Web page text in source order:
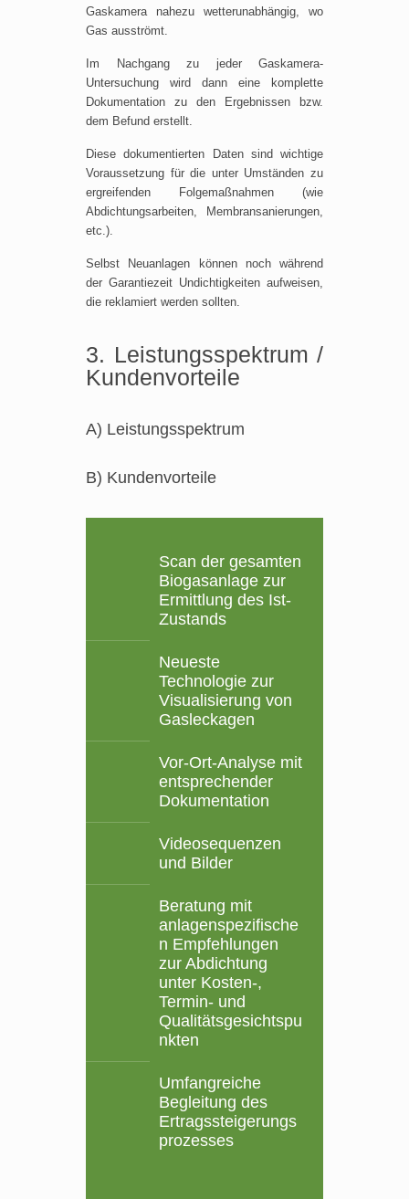
Gaskamera nahezu wetterunabhängig, wo
Gas ausströmt.
Im Nachgang zu jeder Gaskamera-
Untersuchung wird dann eine komplette
Dokumentation zu den Ergebnissen bzw.
dem Befund erstellt.
Diese dokumentierten Daten sind wichtige
Voraussetzung für die unter Umständen zu
ergreifenden Folgemaßnahmen (wie
Abdichtungsarbeiten, Membransanierungen,
etc.).
Selbst Neuanlagen können noch während
der Garantiezeit Undichtigkeiten aufweisen,
die reklamiert werden sollten.
3. Leistungsspektrum /
Kundenvorteile
A) Leistungsspektrum
B) Kundenvorteile
Scan der gesamten
Biogasanlage zur
Ermittlung des Ist-
Zustands
Neueste
Technologie zur
Visualisierung von
Gasleckagen
Vor-Ort-Analyse mit
entsprechender
Dokumentation
Videosequenzen
und Bilder
Beratung mit
anlagenspezifische
n Empfehlungen
zur Abdichtung
unter Kosten-,
Termin- und
Qualitätsgesichtspu
nkten
Umfangreiche
Begleitung des
Ertragssteigerungs
prozesses